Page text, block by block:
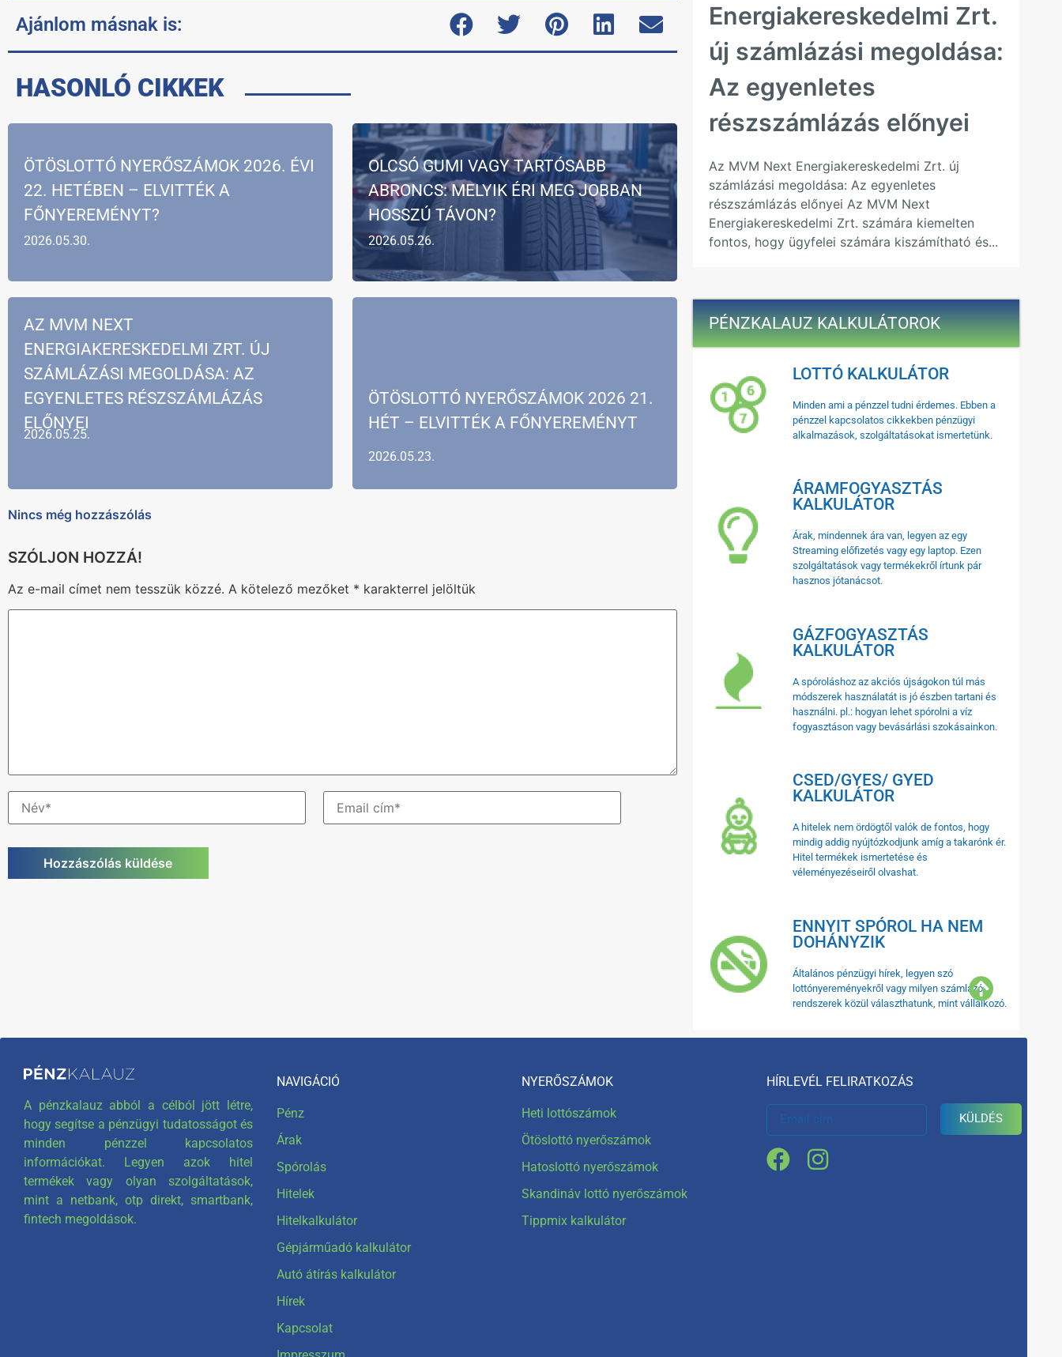
Ajánlom másnak is:
HASONLÓ CIKKEK
2026.05.30.
ÖTÖSLOTTÓ NYERŐSZÁMOK 2026. ÉVI
22. HETÉBEN – ELVITTÉK A
FŐNYEREMÉNYT?
2026.05.26.
OLCSÓ GUMI VAGY TARTÓSABB
ABRONCS: MELYIK ÉRI MEG JOBBAN
HOSSZÚ TÁVON?
2026.05.25.
AZ MVM NEXT
ENERGIAKERESKEDELMI ZRT. ÚJ
SZÁMLÁZÁSI MEGOLDÁSA: AZ
EGYENLETES RÉSZSZÁMLÁZÁS
ELŐNYEI
2026.05.23.
ÖTÖSLOTTÓ NYERŐSZÁMOK 2026 21.
HÉT – ELVITTÉK A FŐNYEREMÉNYT
Nincs még hozzászólás
Az e-mail címet nem tesszük közzé. A kötelező mezőket * karakterrel jelöltük
Energiakereskedelmi Zrt.
új számlázási megoldása:
Az egyenletes
részszámlázás előnyei
Az MVM Next Energiakereskedelmi Zrt. új
számlázási megoldása: Az egyenletes
részszámlázás előnyei Az MVM Next
Energiakereskedelmi Zrt. számára kiemelten
fontos, hogy ügyfelei számára kiszámítható és...
PÉNZKALAUZ KALKULÁTOROK
LOTTÓ KALKULÁTOR
Minden ami a pénzzel tudni érdemes. Ebben a
pénzzel kapcsolatos cikkekben pénzügyi
alkalmazások, szolgáltatásokat ismertetünk.
ÁRAMFOGYASZTÁS
KALKULÁTOR
Árak, mindennek ára van, legyen az egy
Streaming előfizetés vagy egy laptop. Ezen
szolgáltatások vagy termékekről írtunk pár
hasznos jótanácsot.
GÁZFOGYASZTÁS
KALKULÁTOR
A spóroláshoz az akciós újságokon túl más
módszerek használatát is jó észben tartani és
használni. pl.: hogyan lehet spórolni a víz
fogyasztáson vagy bevásárlási szokásainkon.
CSED/GYES/ GYED
KALKULÁTOR
A hitelek nem ördögtől valók de fontos, hogy
mindig addig nyújtózkodjunk amíg a takarónk ér.
Hitel termékek ismertetése és
véleményezéseiről olvashat.
ENNYIT SPÓROL HA NEM
DOHÁNYZIK
Általános pénzügyi hírek, legyen szó
lottónyereményekről vagy milyen számlázó
rendszerek közül választhatunk, mint vállalkozó.
A pénzkalauz abból a célból jött létre,
hogy segítse a pénzügyi tudatosságot és
minden pénzzel kapcsolatos
információkat. Legyen azok hitel
termékek vagy olyan szolgáltatások,
mint a netbank, otp direkt, smartbank,
fintech megoldások.
NAVIGÁCIÓ
Pénz
Árak
Spórolás
Hitelek
Hitelkalkulátor
Gépjárműadó kalkulátor
Autó átírás kalkulátor
Hírek
Kapcsolat
NYERŐSZÁMOK
Heti lottószámok
Ötöslottó nyerőszámok
Hatoslottó nyerőszámok
Skandináv lottó nyerőszámok
Tippmix kalkulátor
HÍRLEVÉL FELIRATKOZÁS
KÜLDÉS